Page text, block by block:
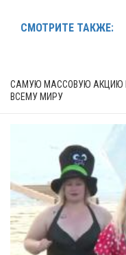
СМОТРИТЕ ТАКЖЕ:
САМУЮ МАССОВУЮ АКЦИЮ
ВСЕМУ МИРУ